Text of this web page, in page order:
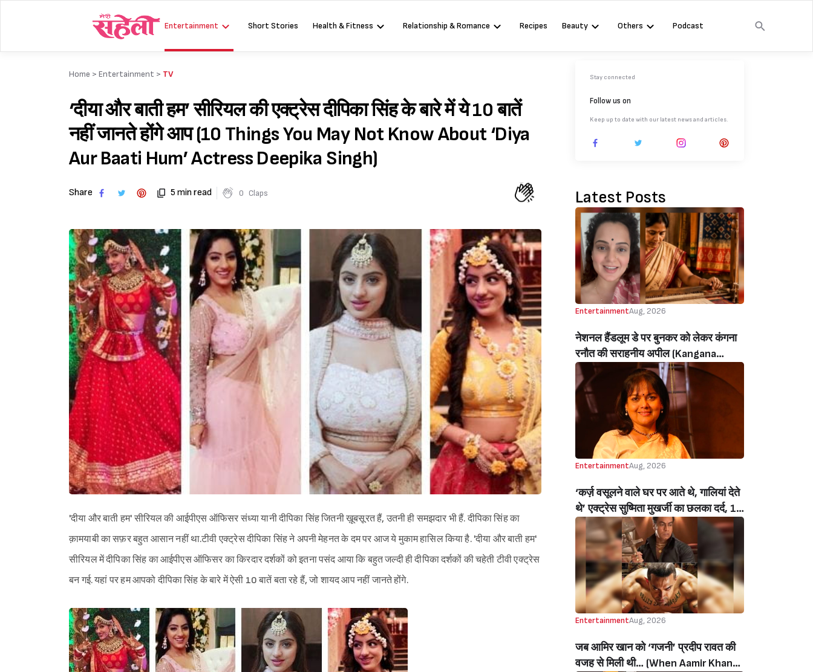
Entertainment Short Stories Health & Fitness Relationship & Romance Recipes Beauty Others Podcast
Home > Entertainment > TV
‘दीया और बाती हम’ सीरियल की एक्ट्रेस दीपिका सिंह के बारे में ये 10 बातें
नहीं जानते होंगे आप (10 Things You May Not Know About ‘Diya
Aur Baati Hum’ Actress Deepika Singh)
Share 5 min read 0 Claps
'दीया और बाती हम' सीरियल की आईपीएस ऑफिसर संध्या यानी दीपिका सिंह जितनी ख़ूबसूरत हैं, उतनी ही समझदार भी हैं. दीपिका सिंह का
क़ामयाबी का सफ़र बहुत आसान नहीं था.टीवी एक्ट्रेस दीपिका सिंह ने अपनी मेहनत के दम पर आज ये मुकाम हासिल किया है. 'दीया और बाती हम'
सीरियल में दीपिका सिंह का आईपीएस ऑफिसर का किरदार दर्शकों को इतना पसंद आया कि बहुत जल्दी ही दीपिका दर्शकों की चहेती टीवी एक्ट्रेस
बन गई. यहां पर हम आपको दीपिका सिंह के बारे में ऐसी 10 बातें बता रहे हैं, जो शायद आप नहीं जानते होंगे.
Stay connected
Follow us on
Keep up to date with our latest news and articles.
Latest Posts
EntertainmentAug, 2026
नेशनल हैंडलूम डे पर बुनकर को लेकर कंगना
रनौत की सराहनीय अपील (Kangana
Ranaut’s Commendable Appeal
Regarding Weavers On National
Handloom Day)
EntertainmentAug, 2026
‘कर्ज़ वसूलने वाले घर पर आते थे, गालियां देते
थे’ एक्ट्रेस सुष्मिता मुखर्जी का छलका दर्द, 1
करोड़ का कर्ज उतारने के लिए करनी पड़ी थी
C ग्रेड फिल्में, बोलीं- ‘मैंने अपनी आत्मा बेच दी
थी’ (‘I Sold My Soul’ Actress
Sushmita Mukherjee Recalls Doing
C-Grade Films To Pay Loan)
EntertainmentAug, 2026
जब आमिर खान को ‘गजनी’ प्रदीप रावत की
वजह से मिली थी… (When Aamir Khan